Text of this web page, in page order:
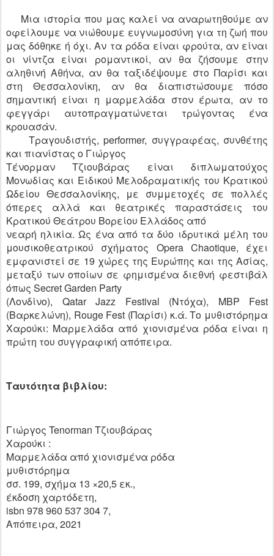
Μια ιστορία που μας καλεί να αναρωτηθούμε αν
οφείλουμε να νιώθουμε ευγνωμοσύνη για τη ζωή που
μας δόθηκε ή όχι. Αν τα ρόδα είναι φρούτα, αν είναι
οι νίντζα είναι ρομαντικοί, αν θα ζήσουμε στην
αληθινή Αθήνα, αν θα ταξιδέψουμε στο Παρίσι και
στη Θεσσαλονίκη, αν θα διαπιστώσουμε πόσο
σημαντική είναι η μαρμελάδα στον έρωτα, αν το
φεγγάρι αυτοπραγματώνεται τρώγοντας ένα
κρουασάν.
Τραγουδιστής, performer, συγγραφέας, συνθέτης
και πιανίστας ο Γιώργος
Τένορμαν Τζιουβάρας είναι διπλωματούχος
Μονωδίας και Ειδικού Μελοδραματικής του Κρατικού
Ωδείου Θεσσαλονίκης, με συμμετοχές σε πολλές
όπερες αλλά και θεατρικές παραστάσεις του
Κρατικού Θεάτρου Βορείου Ελλάδος από
νεαρή ηλικία. Ως ένα από τα δύο ιδρυτικά μέλη του
μουσικοθεατρικού σχήματος Opera Chaotique, έχει
εμφανιστεί σε 19 χώρες της Ευρώπης και της Ασίας,
μεταξύ των οποίων σε φημισμένα διεθνή φεστιβάλ
όπως Secret Garden Party
(Λονδίνο), Qatar Jazz Festival (Ντόχα), MBP Fest
(Βαρκελώνη), Rouge Fest (Παρίσι) κ.ά. Το μυθιστόρημα
Χαρούκι: Μαρμελάδα από χιονισμένα ρόδα είναι η
πρώτη του συγγραφική απόπειρα.
Ταυτότητα βιβλίου:
Γιώργος Tenorman Τζιουβάρας
Χαρούκι :
Μαρμελάδα από χιονισμένα ρόδα
μυθιστόρημα
σσ. 199, σχήμα 13 ×20,5 εκ.,
έκδοση χαρτόδετη,
isbn 978 960 537 304 7,
Απόπειρα, 2021